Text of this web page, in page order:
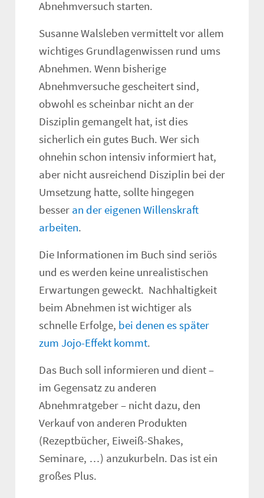
Abnehmversuch starten.
Susanne Walsleben vermittelt vor allem
wichtiges Grundlagenwissen rund ums
Abnehmen. Wenn bisherige
Abnehmversuche gescheitert sind,
obwohl es scheinbar nicht an der
Disziplin gemangelt hat, ist dies
sicherlich ein gutes Buch. Wer sich
ohnehin schon intensiv informiert hat,
aber nicht ausreichend Disziplin bei der
Umsetzung hatte, sollte hingegen
besser an der eigenen Willenskraft
arbeiten.
Die Informationen im Buch sind seriös
und es werden keine unrealistischen
Erwartungen geweckt. Nachhaltigkeit
beim Abnehmen ist wichtiger als
schnelle Erfolge, bei denen es später
zum Jojo-Effekt kommt.
Das Buch soll informieren und dient –
im Gegensatz zu anderen
Abnehmratgeber – nicht dazu, den
Verkauf von anderen Produkten
(Rezeptbücher, Eiweiß-Shakes,
Seminare, …) anzukurbeln. Das ist ein
großes Plus.